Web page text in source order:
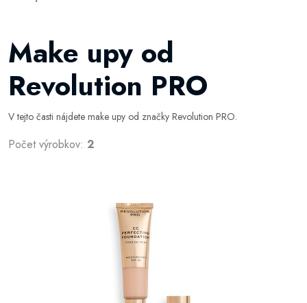
Make upy od
Revolution PRO
V tejto časti nájdete make upy od značky Revolution PRO.
Počet výrobkov: 2